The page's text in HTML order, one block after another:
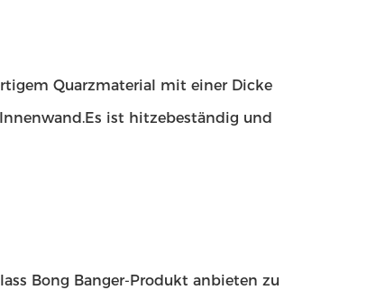
Quarzmaterial mit einer Dicke
ist hitzebeständig und
Bong Banger-Produkt anbieten zu